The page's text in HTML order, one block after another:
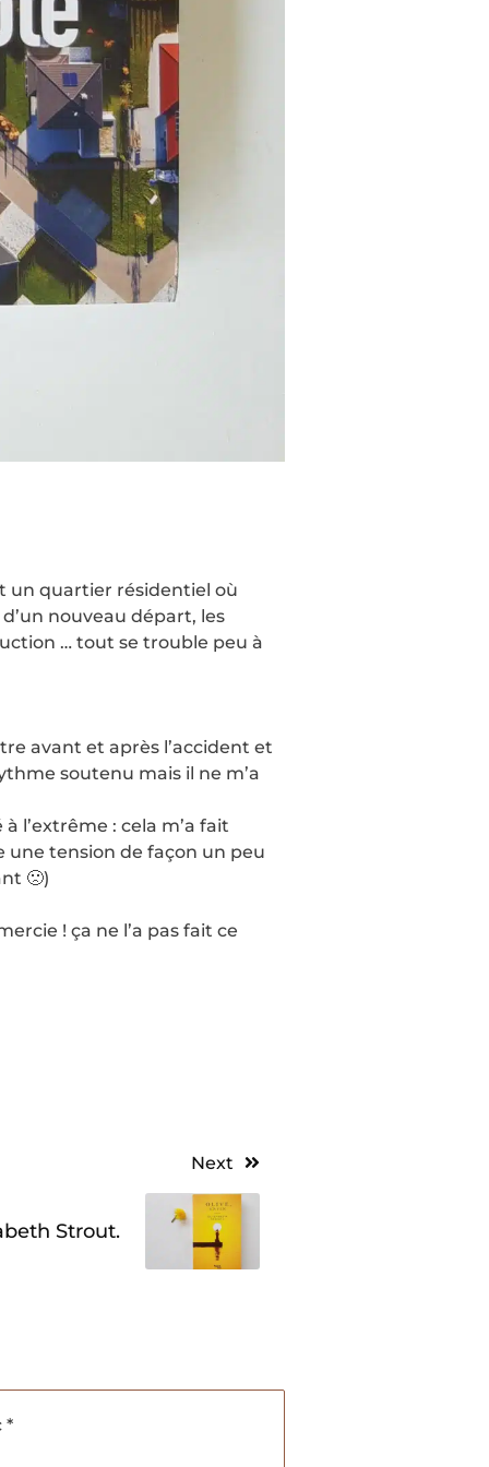
un quartier résidentiel où
nouveau départ, les
… tout se trouble peu à
avant et après l’accident et
soutenu mais il ne m’a
l’extrême : cela m’a fait
une tension de façon un peu
🙁)
! ça ne l’a pas fait ce
Next
Strout.
*